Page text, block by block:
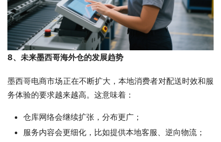
8、未来墨西哥海外仓的发展趋势
墨西哥电商市场正在不断扩大，本地消费者对配送时效和服
务体验的要求越来越高。这意味着：
仓库网络会继续扩张，分布更广；
服务内容会更细化，比如提供本地客服、逆向物流；